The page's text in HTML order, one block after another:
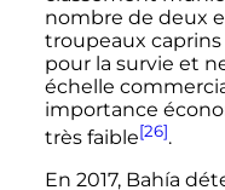
nombre de deux
troupeaux
pour la survie et
échelle
importance
très faible[26].
En 2017, Bahía